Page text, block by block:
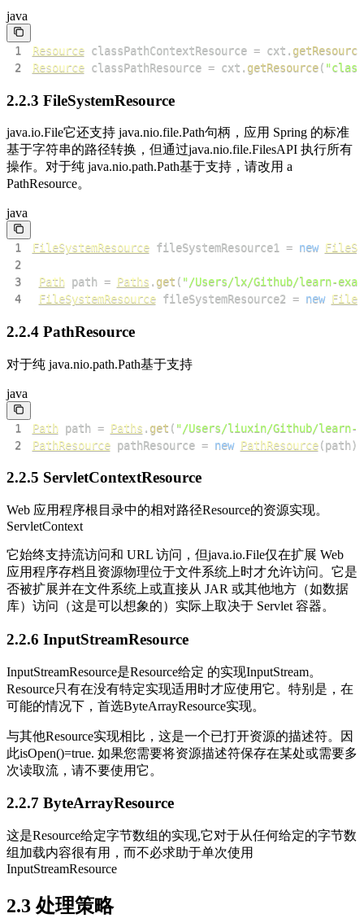
java
1 Resource classPathContextResource = cxt . getResource
2
Resource classPathResource = cxt . getResource(
2.2.3 FileSystemResource
java.io.File它还支持 java.nio.file.Path句柄，应用 Spring 的标准
基于字符串的路径转换，但通过java.nio.file.FilesAPI 执行所有
操作。对于纯 java.nio.path.Path基于支持，请改用 a
PathResource。
java
1 FileSystemResource fileSystemResource1 = new
2
3
Path path = Paths . get ( "/Users/lx/Github/learn-
4
FileSystemResource fileSystemResource2 = new
2.2.4 PathResource
对于纯 java.nio.path.Path基于支持
java
1 Path path = Paths . get ( "/Users/liuxin/Github/learn-
2
PathResource pathResource = new PathResource(path)
2.2.5 ServletContextResource
Web 应用程序根目录中的相对路径Resource的资源实现。
ServletContext
它始终支持流访问和 URL 访问，但java.io.File仅在扩展 Web
应用程序存档且资源物理位于文件系统上时才允许访问。它是
否被扩展并在文件系统上或直接从 JAR 或其他地方（如数据
库）访问（这是可以想象的）实际上取决于 Servlet 容器。
2.2.6 InputStreamResource
InputStreamResource是Resource给定 的实现InputStream。
Resource只有在没有特定实现适用时才应使用它。特别是，在
可能的情况下，首选ByteArrayResource实现。
与其他Resource实现相比，这是一个已打开资源的描述符。因
此isOpen()=true. 如果您需要将资源描述符保存在某处或需要多
次读取流，请不要使用它。
2.2.7 ByteArrayResource
这是Resource给定字节数组的实现,它对于从任何给定的字节数
组加载内容很有用，而不必求助于单次使用
InputStreamResource
2.3 处理策略